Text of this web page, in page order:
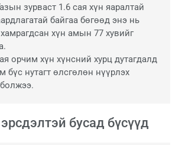
зурваст 1.6 сая хүн яаралтай
байгаа бөгөөд энэ нь
хүн амын 77 хувийг
орчим хүн хүнсний хурц дутагдалд
бүс нутагт өлсгөлөн нүүрлэх
бусад бүсүүд